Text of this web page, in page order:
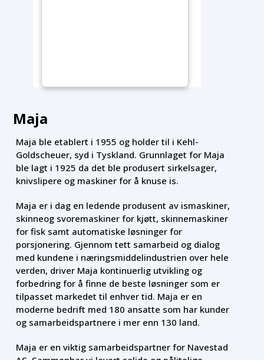
Maja
Maja ble etablert i 1955 og holder til i Kehl-
Goldscheuer, syd i Tyskland. Grunnlaget for Maja
ble lagt i 1925 da det ble produsert sirkelsager,
knivslipere og maskiner for å knuse is.
Maja er i dag en ledende produsent av ismaskiner,
skinneog svoremaskiner for kjøtt, skinnemaskiner
for fisk samt automatiske løsninger for
porsjonering. Gjennom tett samarbeid og dialog
med kundene i næringsmiddelindustrien over hele
verden, driver Maja kontinuerlig utvikling og
forbedring for å finne de beste løsninger som er
tilpasset markedet til enhver tid. Maja er en
moderne bedrift med 180 ansatte som har kunder
og samarbeidspartnere i mer enn 130 land.
Maja er en viktig samarbeidspartner for Navestad